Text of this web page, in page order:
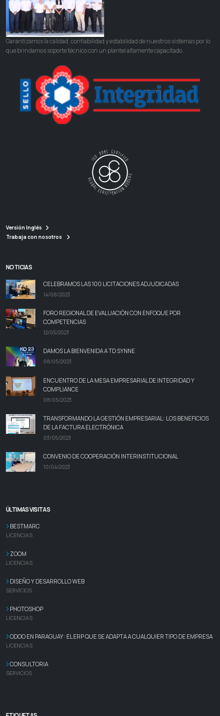
Garantizamos la calidad, confiabilidad y estabilidad de nuestros sistemas por lo
que brindamos soporte técnico con un plantel altamente capacitado.
Versión Inglés
Trabaja con nosotros
NOTICIAS
CELEBRAMOS LAS 100 LICITACIONES ADJUDICADAS
14/08/2023
FORO REGIONAL DE EVALUACIÓN CON ENFOQUE POR
COMPETENCIAS
12/05/2023
DAMOS LA BIENVENIDA A TD SYNNE
08/05/2023
ENCUENTRO DE LA MESA EMPRESARIAL DE INTEGRIDAD Y
COMPLIANCE
08/05/2023
TRANSFORMANDO LA GESTIÓN EMPRESARIAL: LOS BENEFICIOS
DE LA FACTURA ELECTRÓNICA
03/05/2023
CONVENIO DE COOPERACIÓN INTERINSTITUCIONAL
10/04/2023
ÚLTIMAS VISITAS
BESTMARC
LICENCIAS
ZOOM
LICENCIAS
DISEÑO Y DESARROLLO WEB
SERVICIOS
PHOTOSHOP
LICENCIAS
ODOO EN PARAGUAY: EL ERP QUE SE ADAPTA A CUALQUIER TIPO DE EMPRESA
LICENCIAS
CONSULTORIA
SERVICIOS